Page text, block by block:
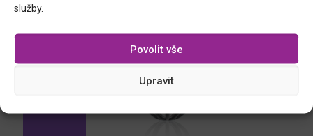
služby.
Povolit vše
Upravit